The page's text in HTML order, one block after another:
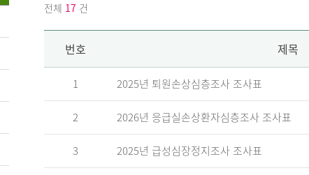
전체 17 건
번호 제목
1 2025년 퇴원손상심층조사 조사표
2 2026년 응급실손상환자심층조사 조사표
3 2025년 급성심장정지조사 조사표